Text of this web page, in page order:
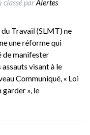
classé parAlertes
Travail (SLMT) ne
une réforme qui
de manifester
visant à le
Communiqué, « Loi
garder », le